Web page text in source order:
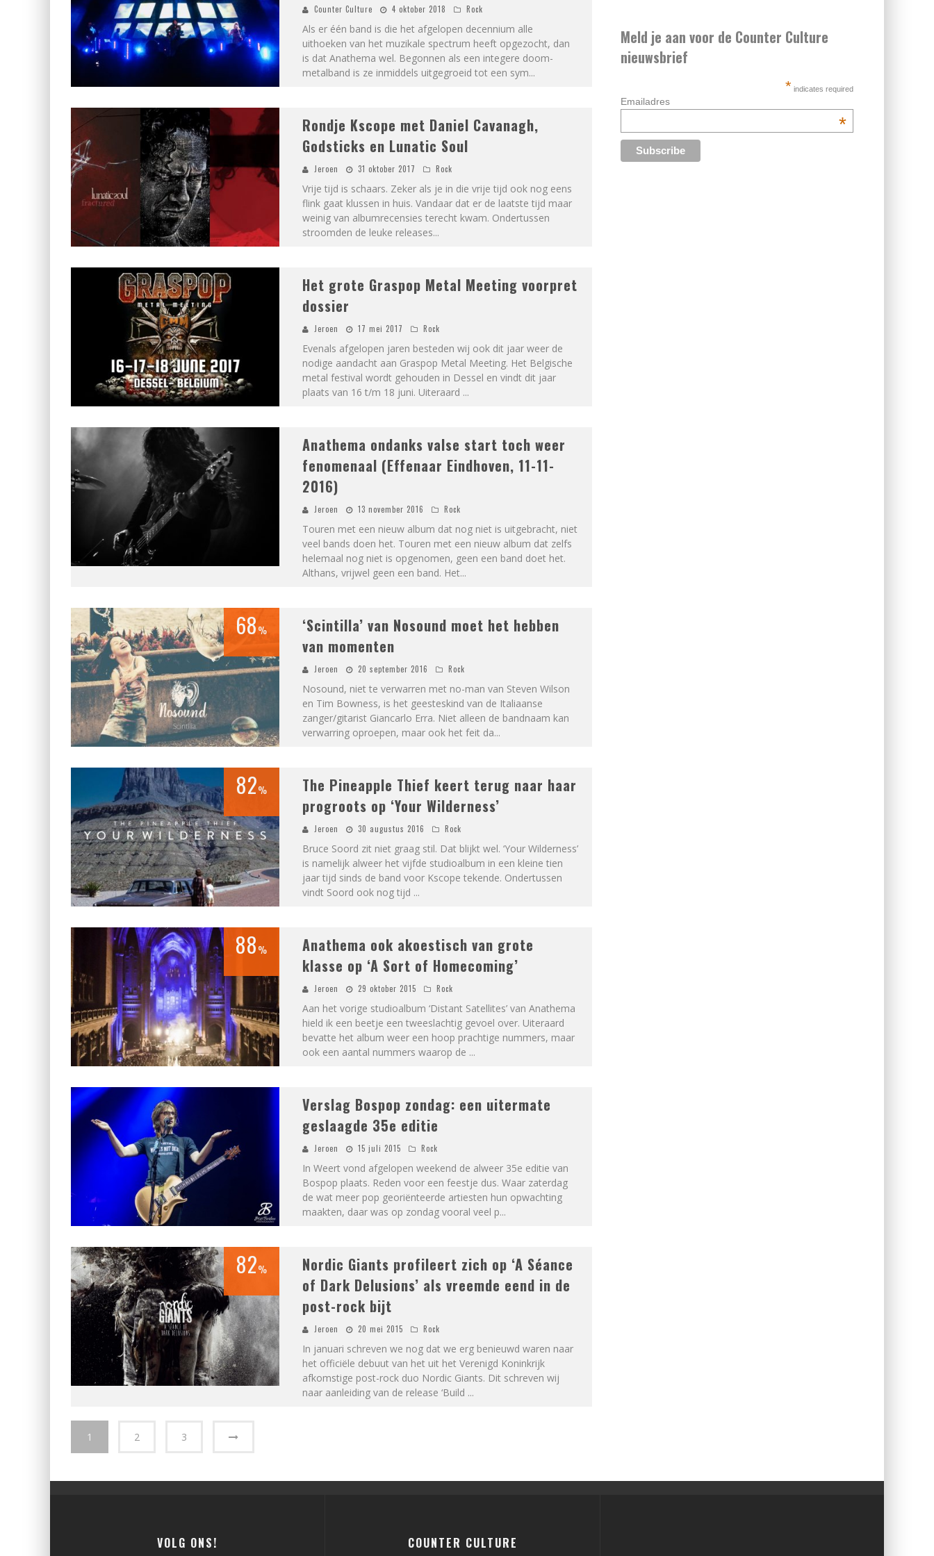
Counter Culture 4 oktober 2018 Rock
Als er één band is die het afgelopen decennium alle
uithoeken van het muzikale spectrum heeft opgezocht, dan
is dat Anathema wel. Begonnen als een integere doom-
metalband is ze inmiddels uitgegroeid tot een sym...
Rondje Kscope met Daniel Cavanagh,
Godsticks en Lunatic Soul
Jeroen 31 oktober 2017 Rock
Vrije tijd is schaars. Zeker als je in die vrije tijd ook nog eens
flink gaat klussen in huis. Vandaar dat er de laatste tijd maar
weinig van albumrecensies terecht kwam. Ondertussen
stroomden de leuke releases...
Het grote Graspop Metal Meeting voorpret
dossier
Jeroen 17 mei 2017 Rock
Evenals afgelopen jaren besteden wij ook dit jaar weer de
nodige aandacht aan Graspop Metal Meeting. Het Belgische
metal festival wordt gehouden in Dessel en vindt dit jaar
plaats van 16 t/m 18 juni. Uiteraard ...
Anathema ondanks valse start toch weer
fenomenaal (Effenaar Eindhoven, 11-11-
2016)
Jeroen 13 november 2016 Rock
Touren met een nieuw album dat nog niet is uitgebracht, niet
veel bands doen het. Touren met een nieuw album dat zelfs
helemaal nog niet is opgenomen, geen een band doet het.
Althans, vrijwel geen een band. Het...
68%
‘Scintilla’ van Nosound moet het hebben
van momenten
Jeroen 20 september 2016 Rock
Nosound, niet te verwarren met no-man van Steven Wilson
en Tim Bowness, is het geesteskind van de Italiaanse
zanger/gitarist Giancarlo Erra. Niet alleen de bandnaam kan
verwarring oproepen, maar ook het feit da...
82%
The Pineapple Thief keert terug naar haar
progroots op ‘Your Wilderness’
Jeroen 30 augustus 2016 Rock
Bruce Soord zit niet graag stil. Dat blijkt wel. ‘Your Wilderness’
is namelijk alweer het vijfde studioalbum in een kleine tien
jaar tijd sinds de band voor Kscope tekende. Ondertussen
vindt Soord ook nog tijd ...
88%
Anathema ook akoestisch van grote
klasse op ‘A Sort of Homecoming’
Jeroen 29 oktober 2015 Rock
Aan het vorige studioalbum ‘Distant Satellites’ van Anathema
hield ik een beetje een tweeslachtig gevoel over. Uiteraard
bevatte het album weer een hoop prachtige nummers, maar
ook een aantal nummers waarop de ...
Verslag Bospop zondag: een uitermate
geslaagde 35e editie
Jeroen 15 juli 2015 Rock
In Weert vond afgelopen weekend de alweer 35e editie van
Bospop plaats. Reden voor een feestje dus. Waar zaterdag
de wat meer pop georiënteerde artiesten hun opwachting
maakten, daar was op zondag vooral veel p...
82%
Nordic Giants profileert zich op ‘A Séance
of Dark Delusions’ als vreemde eend in de
post-rock bijt
Jeroen 20 mei 2015 Rock
In januari schreven we nog dat we erg benieuwd waren naar
het officiële debuut van het uit het Verenigd Koninkrijk
afkomstige post-rock duo Nordic Giants. Dit schreven wij
naar aanleiding van de release ‘Build ...
1 2 3
Meld je aan voor de Counter Culture
nieuwsbrief
* indicates required
Emailadres
*
VOLG ONS! COUNTER CULTURE